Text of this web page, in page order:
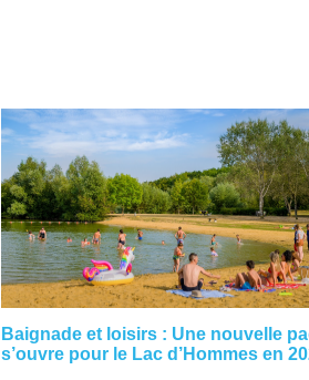
Baignade et loisirs : Une nouvelle
s’ouvre pour le Lac d’Hommes en